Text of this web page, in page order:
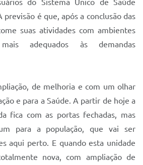
do Sistema Único de Saúde
previsão é que, após a conclusão das
suas atividades com ambientes
adequados às demandas
de melhoria e com um olhar
e para a Saúde. A partir de hoje a
fica com as portas fechadas, mas
para a população, que vai ser
aqui perto. E quando esta unidade
nova, com ampliação de